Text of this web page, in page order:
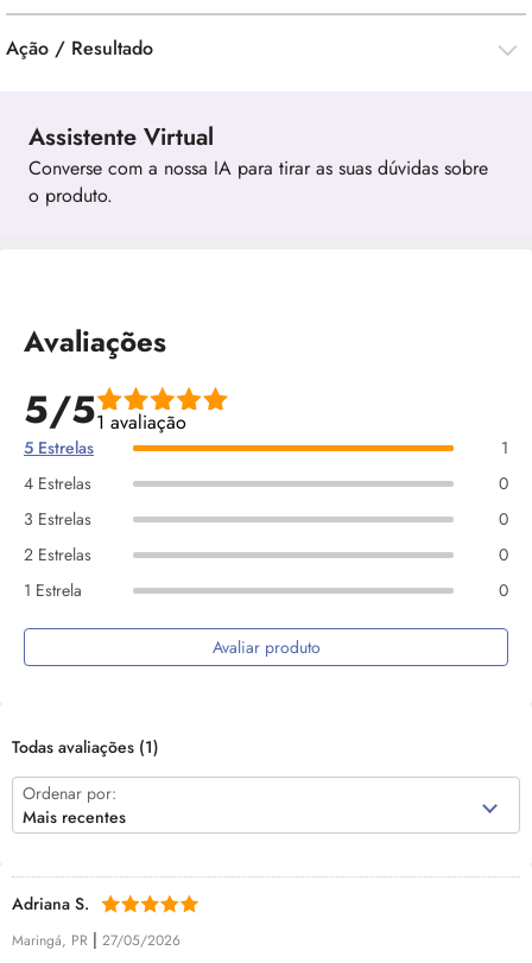
Ação / Resultado
Assistente Virtual
Converse com a nossa IA para tirar as suas dúvidas sobre
o produto.
Avaliações
5/51 avaliação
5 Estrelas
1
4 Estrelas
0
3 Estrelas
0
2 Estrelas
0
1 Estrela
0
Avaliar produto
Todas avaliações (1)
Ordenar por:
Mais recentes
Adriana S.
Maringá, PR | 27/05/2026